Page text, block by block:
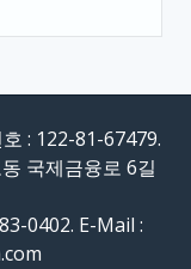
: 122-81-67479.
국제금융로 6길
0402. E-Mail :